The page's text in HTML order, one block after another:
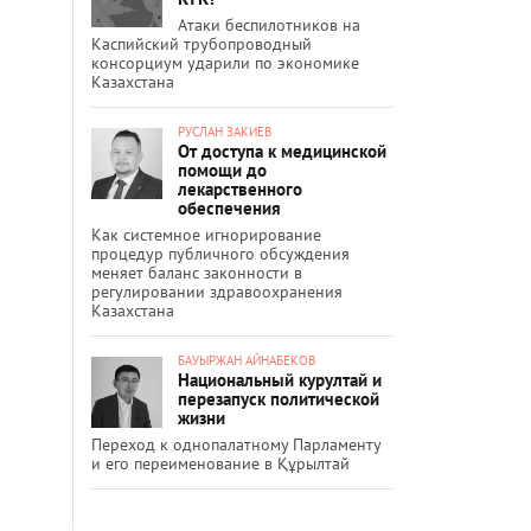
Атаки беспилотников на
Каспийский трубопроводный
консорциум ударили по экономике
Казахстана
РУСЛАН ЗАКИЕВ
От доступа к медицинской
помощи до
лекарственного
обеспечения
Как системное игнорирование
процедур публичного обсуждения
меняет баланс законности в
регулировании здравоохранения
Казахстана
БАУЫРЖАН АЙНАБЕКОВ
Национальный курултай и
перезапуск политической
жизни
Переход к однопалатному Парламенту
и его переименование в Құрылтай